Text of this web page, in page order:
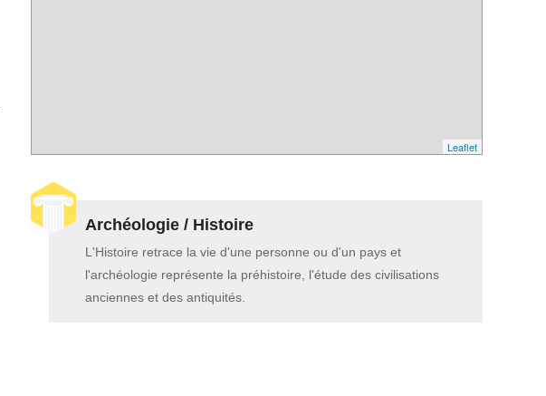
Leaflet
Archéologie / Histoire
L'Histoire retrace la vie d'une personne ou d'un pays et
l'archéologie représente la préhistoire, l'étude des civilisations
anciennes et des antiquités.